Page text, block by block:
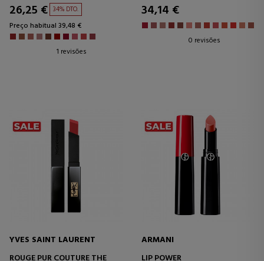
26,25 € 34% DTO.
Preço habitual 39,48 €
1 revisões
34,14 €
0 revisões
YVES SAINT LAURENT
ROUGE PUR COUTURE THE
ARMANI
LIP POWER